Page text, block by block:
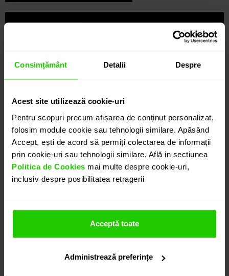
Consimțământ Detalii Despre
Acest site utilizează cookie-uri
Pentru scopuri precum afișarea de conținut personalizat,
folosim module cookie sau tehnologii similare. Apăsând
Accept, ești de acord să permiți colectarea de informații
prin cookie-uri sau tehnologii similare. Află in sectiunea
Politica de Cookies mai multe despre cookie-uri,
inclusiv despre posibilitatea retragerii
Acceptă toate
Administrează preferințe
DETALII
Realizata cu migala, bratara CASIANI GALA cu